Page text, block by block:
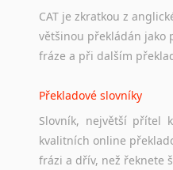
Studium v Austrálii
Soubor odkazů
a zázemí, australské
Práce v Austrálii
Odkazy poskytující
hledat práci na internetu
CAT je zkratkou z
většinou překládán jako
fráze a při dalším
Překladové slovníky
Slovník, největší přítel
kvalitních online
frázi a dřív, než řeknete